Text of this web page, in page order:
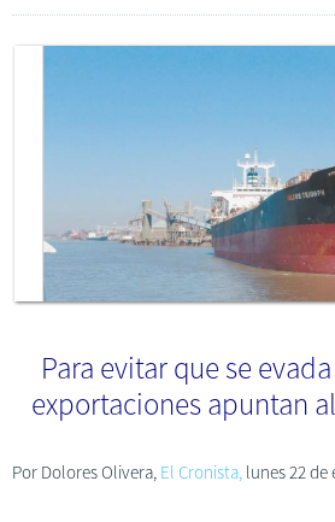
Para evitar que se
exportaciones apuntan
Por Dolores Olivera, El Cronista, lunes 22 de